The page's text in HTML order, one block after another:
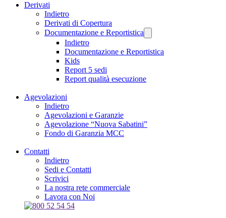
Derivati
Indietro
Derivati di Copertura
Documentazione e Reportistica
Indietro
Documentazione e Reportistica
Kids
Report 5 sedi
Report qualità esecuzione
Agevolazioni
Indietro
Agevolazioni e Garanzie
Agevolazione “Nuova Sabatini”
Fondo di Garanzia MCC
Contatti
Indietro
Sedi e Contatti
Scrivici
La nostra rete commerciale
Lavora con Noi